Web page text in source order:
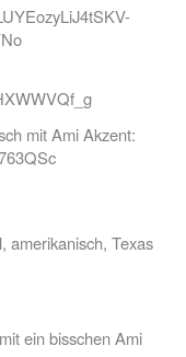
mit Ami Akzent:
amerikanisch, Texas
ein bisschen Ami